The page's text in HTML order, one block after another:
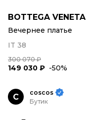
BOTTEGA VENETA
Вечернее платье
IT 38
300 070 ₽
149 030 ₽ -50%
C
coscos
Бутик